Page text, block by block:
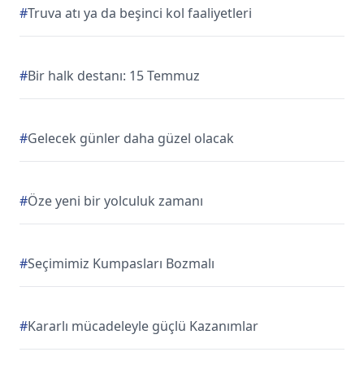
#Truva atı ya da beşinci kol faaliyetleri
#Bir halk destanı: 15 Temmuz
#Gelecek günler daha güzel olacak
#Öze yeni bir yolculuk zamanı
#Seçimimiz Kumpasları Bozmalı
#Kararlı mücadeleyle güçlü Kazanımlar